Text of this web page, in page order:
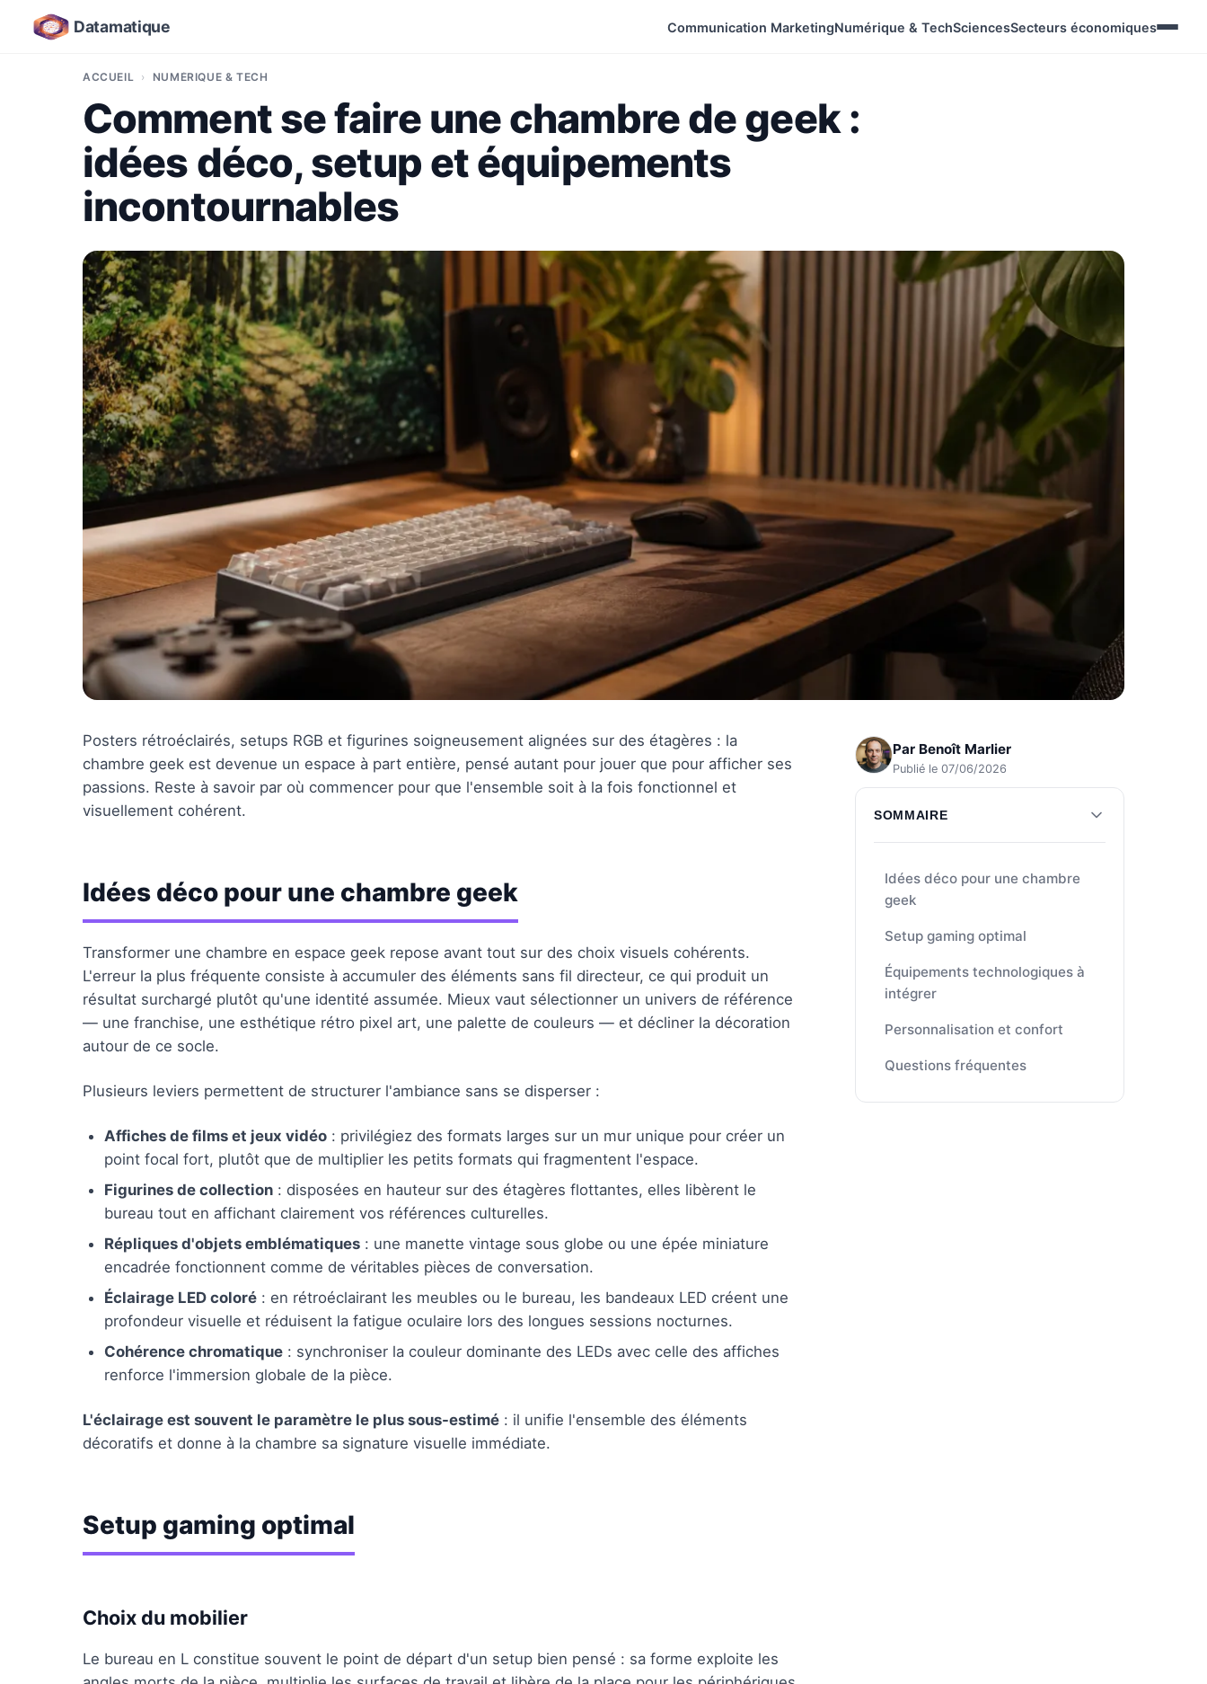
Datamatique Communication MarketingNumérique & TechSciencesSecteurs économiques
ACCUEIL NUMÉRIQUE & TECH
Comment se faire une chambre de geek :
idées déco, setup et équipements
incontournables
Par Benoît Marlier
Publié le 07/06/2026
SOMMAIRE
Idées déco pour une chambre
geek
Setup gaming optimal
Équipements technologiques à
intégrer
Personnalisation et confort
Questions fréquentes
Posters rétroéclairés, setups RGB et figurines soigneusement alignées sur des étagères : la
chambre geek est devenue un espace à part entière, pensé autant pour jouer que pour afficher ses
passions. Reste à savoir par où commencer pour que l'ensemble soit à la fois fonctionnel et
visuellement cohérent.
Idées déco pour une chambre geek
Transformer une chambre en espace geek repose avant tout sur des choix visuels cohérents.
L'erreur la plus fréquente consiste à accumuler des éléments sans fil directeur, ce qui produit un
résultat surchargé plutôt qu'une identité assumée. Mieux vaut sélectionner un univers de référence
— une franchise, une esthétique rétro pixel art, une palette de couleurs — et décliner la décoration
autour de ce socle.
Plusieurs leviers permettent de structurer l'ambiance sans se disperser :
Affiches de films et jeux vidéo : privilégiez des formats larges sur un mur unique pour créer un
point focal fort, plutôt que de multiplier les petits formats qui fragmentent l'espace.
Figurines de collection : disposées en hauteur sur des étagères flottantes, elles libèrent le
bureau tout en affichant clairement vos références culturelles.
Répliques d'objets emblématiques : une manette vintage sous globe ou une épée miniature
encadrée fonctionnent comme de véritables pièces de conversation.
Éclairage LED coloré : en rétroéclairant les meubles ou le bureau, les bandeaux LED créent une
profondeur visuelle et réduisent la fatigue oculaire lors des longues sessions nocturnes.
Cohérence chromatique : synchroniser la couleur dominante des LEDs avec celle des affiches
renforce l'immersion globale de la pièce.
L'éclairage est souvent le paramètre le plus sous-estimé : il unifie l'ensemble des éléments
décoratifs et donne à la chambre sa signature visuelle immédiate.
Setup gaming optimal
Choix du mobilier
Le bureau en L constitue souvent le point de départ d'un setup bien pensé : sa forme exploite les